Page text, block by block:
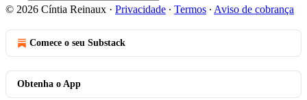
© 2026 Cíntia Reinaux · Privacidade ∙ Termos ∙ Aviso de cobrança
Comece o seu Substack
Obtenha o App